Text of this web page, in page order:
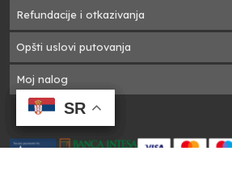
Refundacije i otkazivanja
Opšti uslovi putovanja
Moj nalog
SR
SR
SR
SR